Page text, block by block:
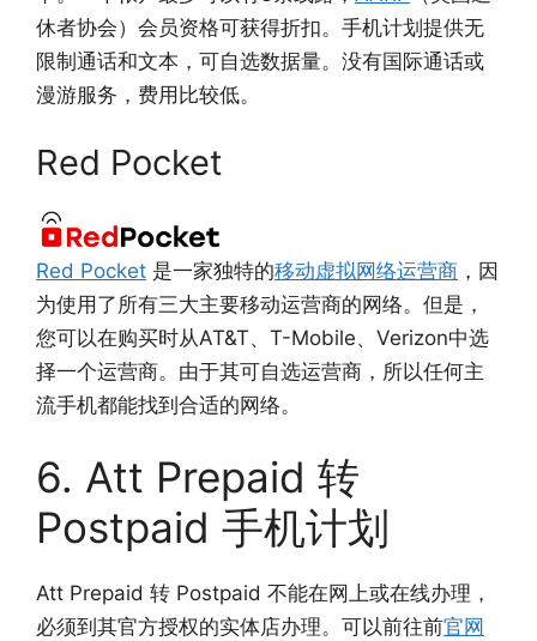
休者协会）会员资格可获得折扣。手机计划提供无
限制通话和文本，可自选数据量。没有国际通话或
漫游服务，费用比较低。
Red Pocket
Red Pocket 是一家独特的移动虚拟网络运营商 ，因
为使用了所有三大主要移动运营商的网络。但是，
您可以在购买时从AT&T、T-Mobile、Verizon中选
择一个运营商。由于其可自选运营商，所以任何主
流手机都能找到合适的网络。
6. Att Prepaid 转
Postpaid 手机计划
Att Prepaid 转 Postpaid 不能在网上或在线办理，
必须到其官方授权的实体店办理。可以前往前官网